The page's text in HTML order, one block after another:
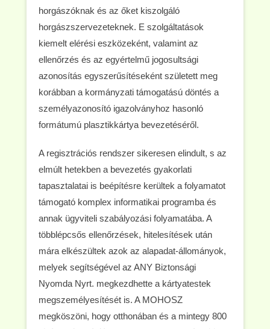
horgászóknak és az őket kiszolgáló
horgászszervezeteknek. E szolgáltatások
kiemelt elérési eszközeként, valamint az
ellenőrzés és az egyértelmű jogosultsági
azonosítás egyszerűsítéseként született meg
korábban a kormányzati támogatású döntés a
személyazonosító igazolványhoz hasonló
formátumú plasztikkártya bevezetéséről.
A regisztrációs rendszer sikeresen elindult, s az
elmúlt hetekben a bevezetés gyakorlati
tapasztalatai is beépítésre kerültek a folyamatot
támogató komplex informatikai programba és
annak ügyviteli szabályozási folyamatába. A
többlépcsős ellenőrzések, hitelesítések után
mára elkészültek azok az alapadat-állományok,
melyek segítségével az ANY Biztonsági
Nyomda Nyrt. megkezdhette a kártyatestek
megszemélyesítését is. A MOHOSZ
megköszöni, hogy otthonában és a mintegy 800